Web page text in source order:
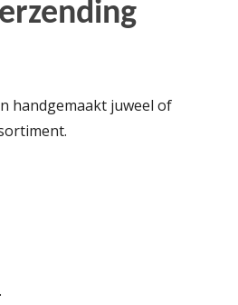
handgemaakt juweel of